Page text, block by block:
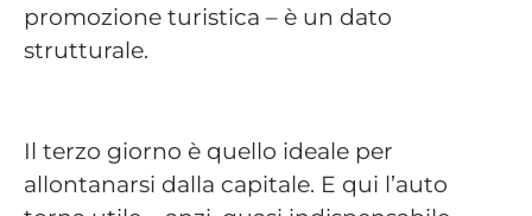
promozione turistica – è un dato
strutturale.
Il terzo giorno è quello ideale per
allontanarsi dalla capitale. E qui l’auto